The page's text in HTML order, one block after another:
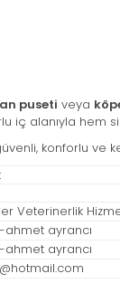
puseti veya
alanıyla hem
konforlu ve
Veterinerlik
ayrancı
ayrancı